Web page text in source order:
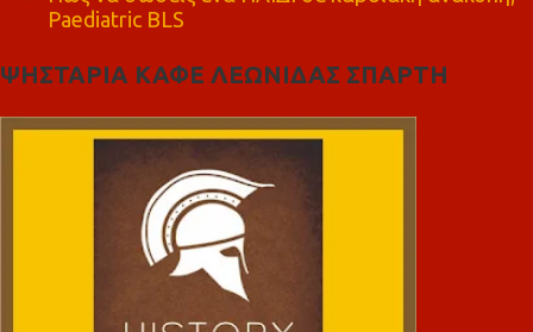
Paediatric BLS
ΨΗΣΤΑΡΙΑ ΚΑΦΕ ΛΕΩΝΙΔΑΣ ΣΠΑΡΤΗ